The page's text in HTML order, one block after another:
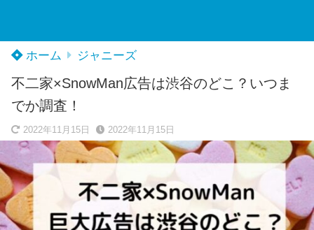
ホーム ジャニーズ
不二家×SnowMan広告は渋谷のどこ？いつま
でか調査！
2022年11月15日 2022年11月15日